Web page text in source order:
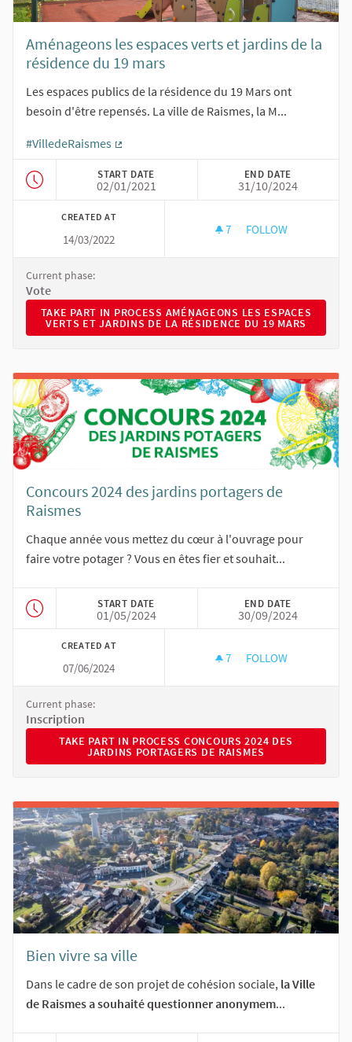
Aménageons les espaces verts et jardins de la
résidence du 19 mars
Les espaces publics de la résidence du 19 Mars ont
besoin d'être repensés. La ville de Raismes, la M...
#VilledeRaismes
START DATE
02/01/2021
END DATE
31/10/2024
CREATED AT
14/03/2022
7 7 FOLLOWERS
FOLLOW
Current phase:
Vote
TAKE PART IN PROCESS AMÉNAGEONS LES ESPACES
TAKE PART IN PROCESS AMÉNAGEONS LES ESPACES
VERTS ET JARDINS DE LA RÉSIDENCE DU 19 MARS
Concours 2024 des jardins portagers de
Raismes
Chaque année vous mettez du cœur à l'ouvrage pour
faire votre potager ? Vous en êtes fier et souhait...
START DATE
01/05/2024
END DATE
30/09/2024
CREATED AT
07/06/2024
7 7 FOLLOWERS
FOLLOW
Current phase:
Inscription
TAKE PART IN PROCESS CONCOURS 2024 DES JARDINS
TAKE PART IN PROCESS CONCOURS 2024 DES
JARDINS PORTAGERS DE RAISMES
Bien vivre sa ville
Dans le cadre de son projet de cohésion sociale, la Ville
de Raismes a souhaité questionner anonymem...